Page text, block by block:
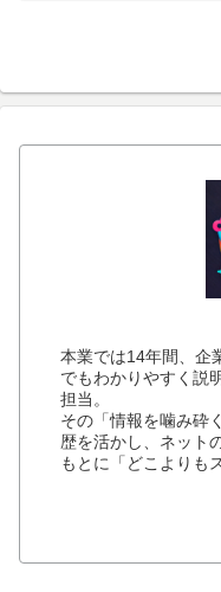
本業では14年間、企
でもわかりやすく説
担当。
その「情報を噛み砕
歴を活かし、ネット
もとに「どこよりも